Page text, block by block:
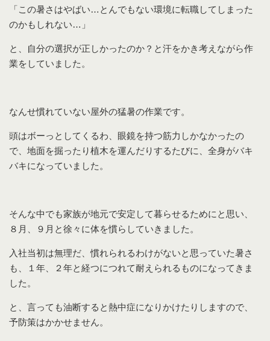
「この暑さはやばい…とんでもない環境に転職してしまった
のかもしれない…」
と、自分の選択が正しかったのか？と汗をかき考えながら作
業をしていました。
なんせ慣れていない屋外の猛暑の作業です。
頭はボーっとしてくるわ、眼鏡を持つ筋力しかなかったの
で、地面を掘ったり植木を運んだりするたびに、全身がバキ
バキになっていました。
そんな中でも家族が地元で安定して暮らせるためにと思い、
８月、９月と徐々に体を慣らしていきました。
入社当初は無理だ、慣れられるわけがないと思っていた暑さ
も、１年、２年と経つにつれて耐えられるものになってきま
した。
と、言っても油断すると熱中症になりかけたりしますので、
予防策はかかせません。